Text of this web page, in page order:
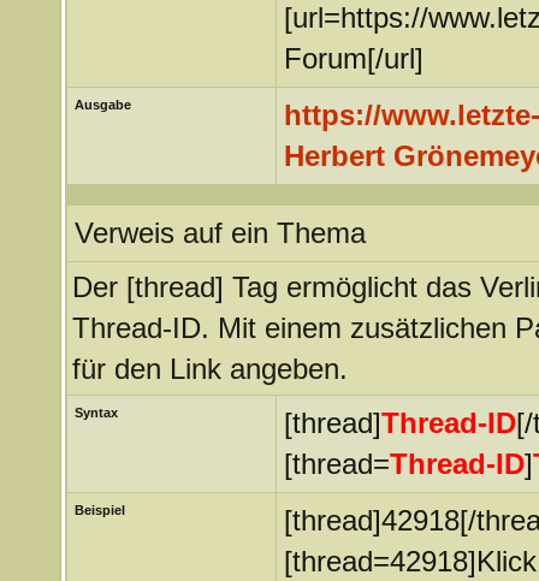
[url=https://
Forum[/url]
Ausgabe
https://
Herbert
Verweis auf ein Thema
Der [thread] Tag ermöglicht das
Thread-ID. Mit einem zusätzlichen
für den Link angeben.
Syntax [thread]Thread-ID[/
[thread=Thread-ID]
Beispiel
[thread]42918[/